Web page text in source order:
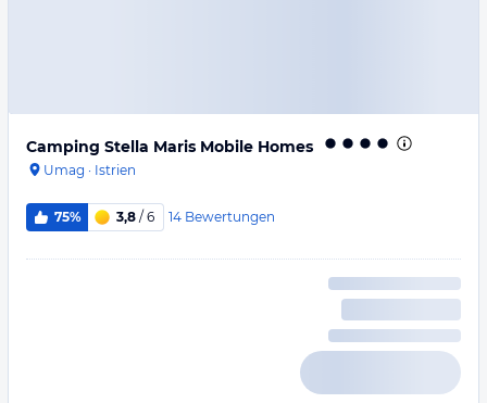
Camping Stella Maris Mobile Homes
Umag · Istrien
75% 3,8 / 6 14 Bewertungen